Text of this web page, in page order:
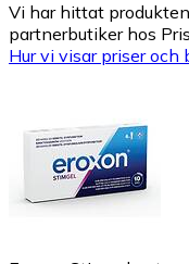
Vi har hittat
partnerbutiker hos
Hur vi visar priser och